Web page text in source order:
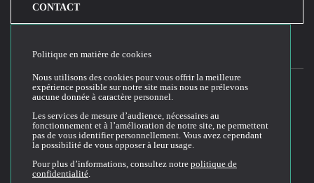
CONTACT
Conditions générales d'utilisation du site web
Politique de confidentialité
Politique de cookies
Conditions Générales de Vente et Utilisation (CGVU)
Politique en matière de cookies
Nous utilisons des cookies pour vous offrir la meilleure
expérience possible sur notre site mais nous ne prélevons
aucune donnée à caractère personnel.
Les services de mesure d’audience, nécessaires au
fonctionnement et à l’amélioration de notre site, ne permettent
pas de vous identifier personnellement. Vous avez cependant
la possibilité de vous opposer à leur usage.
Pour plus d’informations, consultez notre politique de
confidentialité.